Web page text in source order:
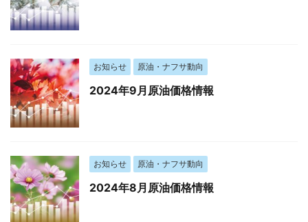
お知らせ 原油・ナフサ動向
2024年9月原油価格情報
お知らせ 原油・ナフサ動向
2024年8月原油価格情報